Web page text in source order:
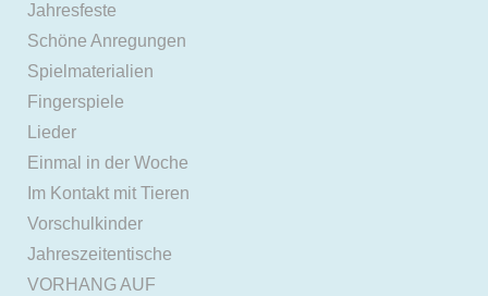
Jahresfeste
Schöne Anregungen
Spielmaterialien
Fingerspiele
Lieder
Einmal in der Woche
Im Kontakt mit Tieren
Vorschulkinder
Jahreszeitentische
VORHANG AUF